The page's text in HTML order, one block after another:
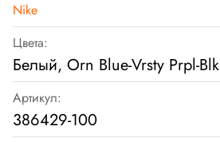
Nike
Цвета:
Белый, Orn Blue-Vrsty Prpl-Blk
Артикул:
386429-100